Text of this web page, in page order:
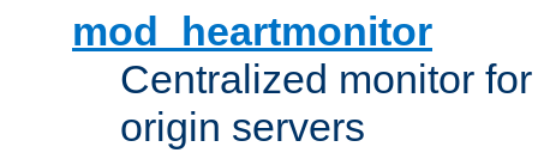
mod_heartmonitor
Centralized monitor
origin servers